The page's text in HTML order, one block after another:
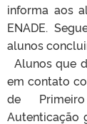
informa aos
ENADE.
alunos
Alunos que
em contato
de
Autenticação